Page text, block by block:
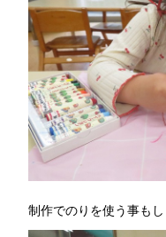
制作でのりを使う事も